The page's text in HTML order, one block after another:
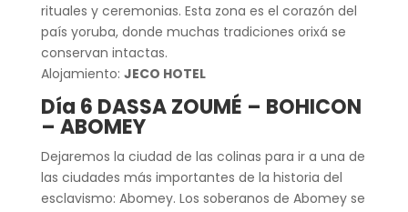
rituales y ceremonias. Esta zona es el corazón del
país yoruba, donde muchas tradiciones orixá se
conservan intactas.
Alojamiento: JECO HOTEL
Día 6 DASSA ZOUMÉ – BOHICON
– ABOMEY
Dejaremos la ciudad de las colinas para ir a una de
las ciudades más importantes de la historia del
esclavismo: Abomey. Los soberanos de Abomey se